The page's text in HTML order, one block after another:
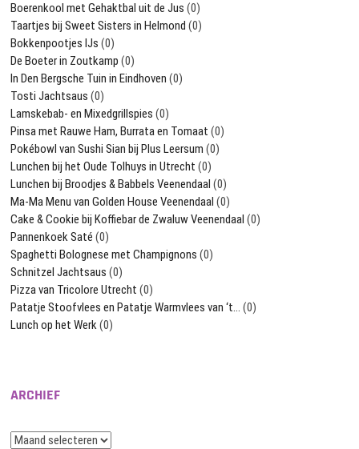
Boerenkool met Gehaktbal uit de Jus (0)
Taartjes bij Sweet Sisters in Helmond (0)
Bokkenpootjes IJs (0)
De Boeter in Zoutkamp (0)
In Den Bergsche Tuin in Eindhoven (0)
Tosti Jachtsaus (0)
Lamskebab- en Mixedgrillspies (0)
Pinsa met Rauwe Ham, Burrata en Tomaat (0)
Pokébowl van Sushi Sian bij Plus Leersum (0)
Lunchen bij het Oude Tolhuys in Utrecht (0)
Lunchen bij Broodjes & Babbels Veenendaal (0)
Ma-Ma Menu van Golden House Veenendaal (0)
Cake & Cookie bij Koffiebar de Zwaluw Veenendaal (0)
Pannenkoek Saté (0)
Spaghetti Bolognese met Champignons (0)
Schnitzel Jachtsaus (0)
Pizza van Tricolore Utrecht (0)
Patatje Stoofvlees en Patatje Warmvlees van ‘t… (0)
Lunch op het Werk(0)
ARCHIEF
Archief